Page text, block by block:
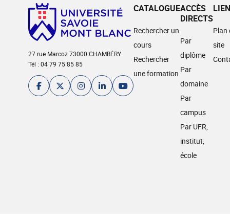
27 rue Marcoz 73000 CHAMBÉRY
Tél : 04 79 75 85 85
CATALOGUE
Rechercher un
cours
Rechercher
une formation
ACCÈS
DIRECTS
Par
diplôme
Par
domaine
Par
campus
Par UFR,
institut,
école
Plan
site